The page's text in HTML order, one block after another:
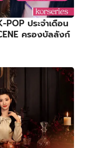
ประจำเดือน
ครองบัลลังก์